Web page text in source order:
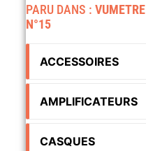
PARU DANS : VUMETRE
N°15
ACCESSOIRES
AMPLIFICATEURS
CASQUES